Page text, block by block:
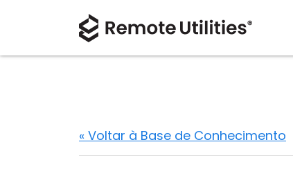
« Voltar à Base de Conhecimento